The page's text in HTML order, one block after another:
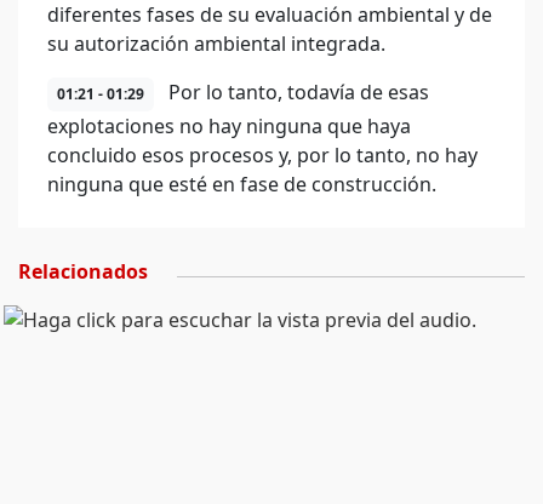
diferentes fases de su evaluación ambiental y de
su autorización ambiental integrada.
01:21 - 01:29
Por lo tanto, todavía de esas
explotaciones no hay ninguna que haya
concluido esos procesos y, por lo tanto, no hay
ninguna que esté en fase de construcción.
Relacionados